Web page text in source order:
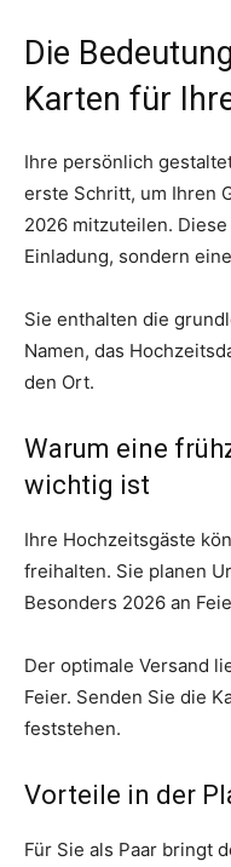
Die
Karten für
Ihre persönlich
erste Schritt, um Ihren
2026 mitzuteilen.
Einladung, sondern
Sie enthalten die
Namen, das
den Ort.
Warum eine
wichtig ist
Ihre Hochzeitsgäste
freihalten. Sie planen
Besonders 2026 an
Der optimale Versand
Feier. Senden Sie die
feststehen.
Vorteile in der
Für Sie als Paar bringt